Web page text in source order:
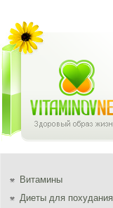
Витамины
Диеты для похудания